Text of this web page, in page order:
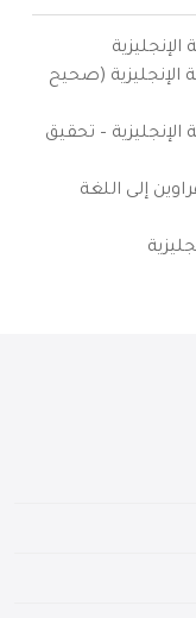
الإنجليزية (صحيح
الإنجليزية – تحقيق
إلى اللغة